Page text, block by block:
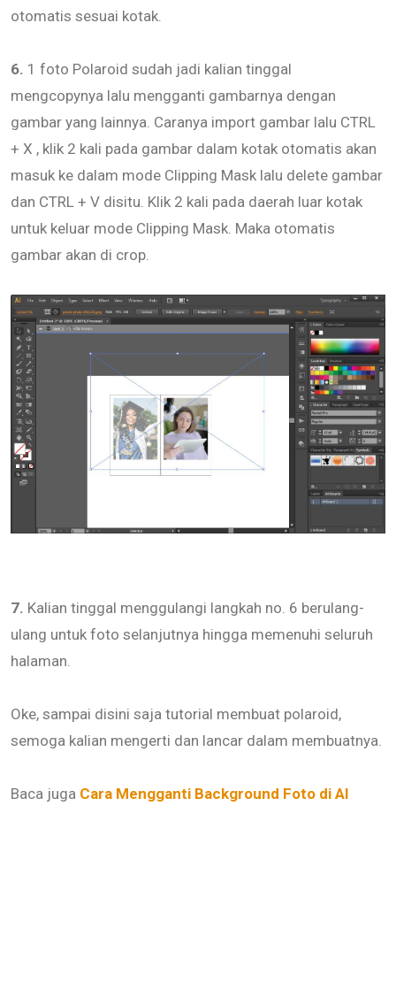
otomatis sesuai kotak.
6. 1 foto Polaroid sudah jadi kalian tinggal
mengcopynya lalu mengganti gambarnya dengan
gambar yang lainnya. Caranya import gambar lalu CTRL
+ X , klik 2 kali pada gambar dalam kotak otomatis akan
masuk ke dalam mode Clipping Mask lalu delete gambar
dan CTRL + V disitu. Klik 2 kali pada daerah luar kotak
untuk keluar mode Clipping Mask. Maka otomatis
gambar akan di crop.
7. Kalian tinggal menggulangi langkah no. 6 berulang-
ulang untuk foto selanjutnya hingga memenuhi seluruh
halaman.
Oke, sampai disini saja tutorial membuat polaroid,
semoga kalian mengerti dan lancar dalam membuatnya.
Baca juga Cara Mengganti Background Foto di AI